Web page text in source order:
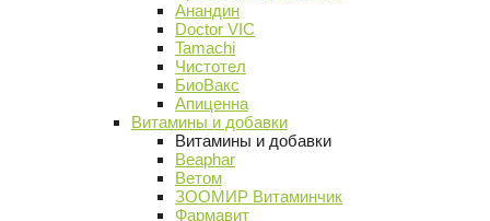
Анандин
Doctor VIC
Tamachi
Чистотел
БиоВакс
Апиценна
Витамины и добавки
Витамины и добавки
Beaphar
Ветом
ЗООМИР Витаминчик
Фармавит